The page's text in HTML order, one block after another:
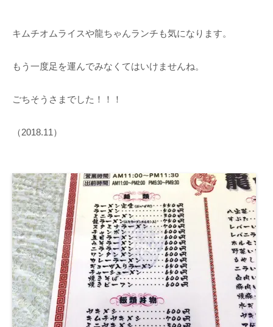
キムチオムライスや龍ちゃんランチも気になります。
もう一度足を運んでみなくてはいけませんね。
ごちそうさまでした！！！
（2018.11）